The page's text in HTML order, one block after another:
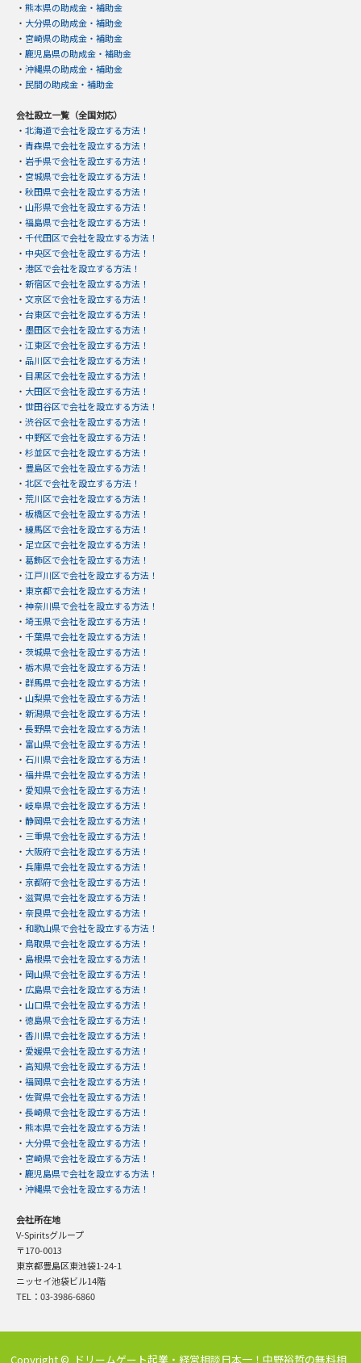
・ 熊本県の助成金・補助金
・ 大分県の助成金・補助金
・ 宮崎県の助成金・補助金
・ 鹿児島県の助成金・補助金
・ 沖縄県の助成金・補助金
・ 民間の助成金・補助金
会社設立一覧（全国対応）
・ 北海道で会社を設立する方法！
・ 青森県で会社を設立する方法！
・ 岩手県で会社を設立する方法！
・ 宮城県で会社を設立する方法！
・ 秋田県で会社を設立する方法！
・ 山形県で会社を設立する方法！
・ 福島県で会社を設立する方法！
・ 千代田区で会社を設立する方法！
・ 中央区で会社を設立する方法！
・ 港区で会社を設立する方法！
・ 新宿区で会社を設立する方法！
・ 文京区で会社を設立する方法！
・ 台東区で会社を設立する方法！
・ 墨田区で会社を設立する方法！
・ 江東区で会社を設立する方法！
・ 品川区で会社を設立する方法！
・ 目黒区で会社を設立する方法！
・ 大田区で会社を設立する方法！
・ 世田谷区で会社を設立する方法！
・ 渋谷区で会社を設立する方法！
・ 中野区で会社を設立する方法！
・ 杉並区で会社を設立する方法！
・ 豊島区で会社を設立する方法！
・ 北区で会社を設立する方法！
・ 荒川区で会社を設立する方法！
・ 板橋区で会社を設立する方法！
・ 練馬区で会社を設立する方法！
・ 足立区で会社を設立する方法！
・ 葛飾区で会社を設立する方法！
・ 江戸川区で会社を設立する方法！
・ 東京都で会社を設立する方法！
・ 神奈川県で会社を設立する方法！
・ 埼玉県で会社を設立する方法！
・ 千葉県で会社を設立する方法！
・ 茨城県で会社を設立する方法！
・ 栃木県で会社を設立する方法！
・ 群馬県で会社を設立する方法！
・ 山梨県で会社を設立する方法！
・ 新潟県で会社を設立する方法！
・ 長野県で会社を設立する方法！
・ 富山県で会社を設立する方法！
・ 石川県で会社を設立する方法！
・ 福井県で会社を設立する方法！
・ 愛知県で会社を設立する方法！
・ 岐阜県で会社を設立する方法！
・ 静岡県で会社を設立する方法！
・ 三重県で会社を設立する方法！
・ 大阪府で会社を設立する方法！
・ 兵庫県で会社を設立する方法！
・ 京都府で会社を設立する方法！
・ 滋賀県で会社を設立する方法！
・ 奈良県で会社を設立する方法！
・ 和歌山県で会社を設立する方法！
・ 鳥取県で会社を設立する方法！
・ 島根県で会社を設立する方法！
・ 岡山県で会社を設立する方法！
・ 広島県で会社を設立する方法！
・ 山口県で会社を設立する方法！
・ 徳島県で会社を設立する方法！
・ 香川県で会社を設立する方法！
・ 愛媛県で会社を設立する方法！
・ 高知県で会社を設立する方法！
・ 福岡県で会社を設立する方法！
・ 佐賀県で会社を設立する方法！
・ 長崎県で会社を設立する方法！
・ 熊本県で会社を設立する方法！
・ 大分県で会社を設立する方法！
・ 宮崎県で会社を設立する方法！
・ 鹿児島県で会社を設立する方法！
・ 沖縄県で会社を設立する方法！
会社所在地
V-Spiritsグループ
〒170-0013
東京都豊島区東池袋1-24-1
ニッセイ池袋ビル14階
TEL：03-3986-6860
Copyright © ドリームゲート起業・経営相談日本一！中野裕哲の無料相